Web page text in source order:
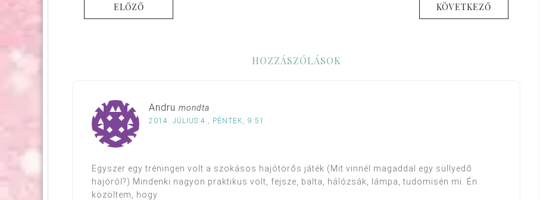
ELŐZŐ KÖVETKEZŐ
HOZZÁSZÓLÁSOK
Andru mondta
2014. JÚLIUS 4., PÉNTEK, 9:51
Egyszer egy tréningen volt a szokásos hajótörős játék (Mit vinnél magaddal egy süllyedő
hajóról?) Mindenki nagyon praktikus volt, fejsze, balta, hálózsák, lámpa, tudomisén mi. Én
közöltem, hogy